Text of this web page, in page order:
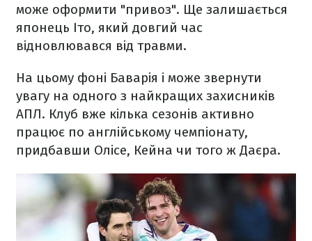
може оформити "привоз". Ще залишається
японець Іто, який довгий час
відновлювався від травми.
На цьому фоні Баварія і може звернути
увагу на одного з найкращих захисників
АПЛ. Клуб вже кілька сезонів активно
працює по англійському чемпіонату,
придбавши Олісе, Кейна чи того ж Даєра.